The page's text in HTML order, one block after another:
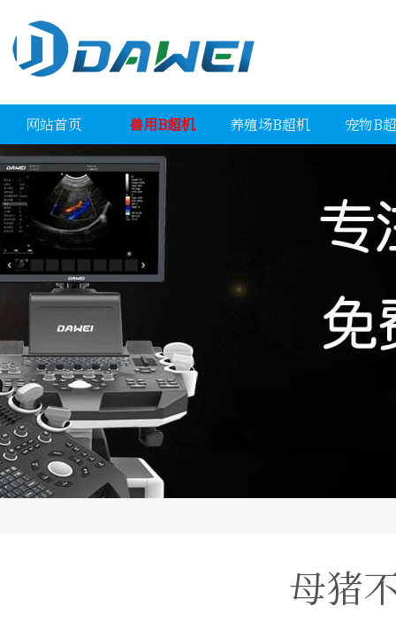
网站首页 兽用B超机 养殖场B超机 宠物B
母猪